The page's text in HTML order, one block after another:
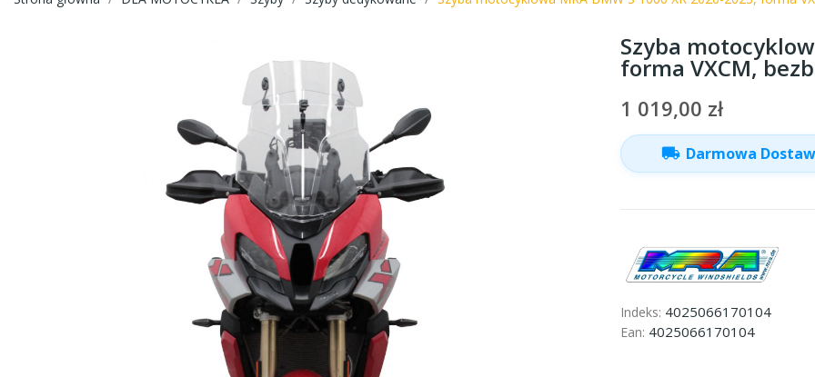
Szyba
forma VXCM,
1 019,00 zł
local_shipping Darmowa
Indeks: 4025066170104
Ean: 4025066170104